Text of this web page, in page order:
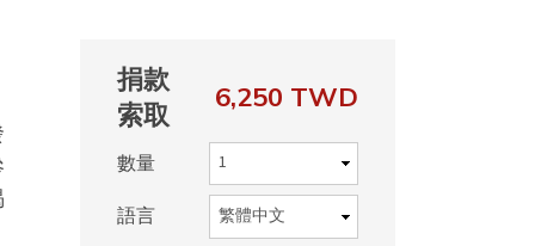
捐款
索取
6,250 TWD
數量
語言